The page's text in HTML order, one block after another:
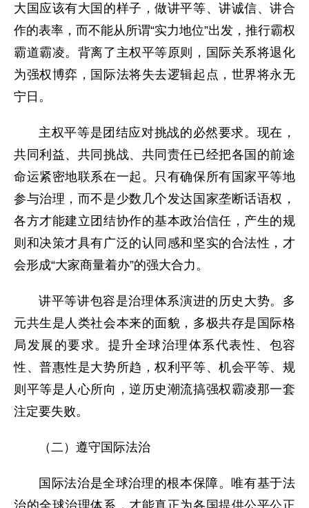
大国应该有大国的样子，做讲平等、讲诚信、讲合
作的表率，而不能从所谓“实力地位”出发，推行霸权
霸道霸凌。背离了主权平等原则，国际关系将退化
为强权博弈，国际法将失去逻辑起点，世界将永无
宁日。
主权平等是团结应对挑战的必然要求。现在，
共同利益、共同挑战、共同责任已经把各国的前途
命运紧密地联系在一起。只有确保所有国家平等地
参与治理，而不是少数几个发达国家垄断话语权，
各方才能建立团结协作的基本政治信任，产生的规
则和决策才具有广泛的认同感和坚实的合法性，才
会形成“大家商量着办”的强大合力。
讲平等讲包容是治理体系演进的历史大势。多
元共生是人类社会本来的面貌，多极共存是国际格
局发展的要求。提升全球治理体系代表性、包容
性、普惠性是大势所趋，权利平等、机会平等、规
则平等是人心所向，逆历史潮流搞强权霸凌那一套
注定要失败。
（二）遵守国际法治
国际法治是全球治理的根本保障。唯有基于法
治的全球治理体系，才能真正为各国提供公平公正